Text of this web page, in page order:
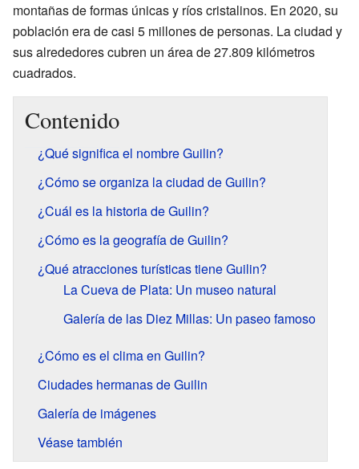
montañas de formas únicas y ríos cristalinos. En 2020, su
población era de casi 5 millones de personas. La ciudad y
sus alrededores cubren un área de 27.809 kilómetros
cuadrados.
Contenido
¿Qué significa el nombre Guilin?
¿Cómo se organiza la ciudad de Guilin?
¿Cuál es la historia de Guilin?
¿Cómo es la geografía de Guilin?
¿Qué atracciones turísticas tiene Guilin?
La Cueva de Plata: Un museo natural
Galería de las Diez Millas: Un paseo famoso
¿Cómo es el clima en Guilin?
Ciudades hermanas de Guilin
Galería de imágenes
Véase también